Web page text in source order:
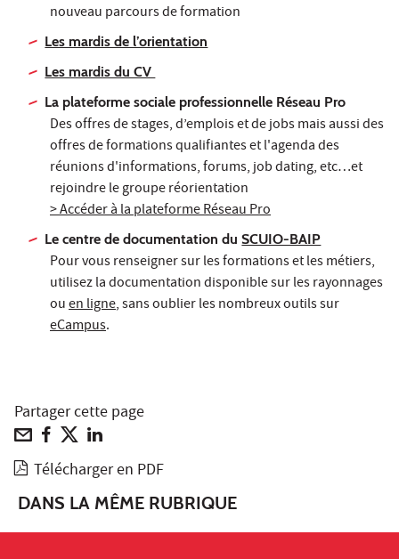
nouveau parcours de formation
Les mardis de l’orientation
Les mardis du CV
La plateforme sociale professionnelle Réseau Pro
Des offres de stages, d’emplois et de jobs mais aussi des
offres de formations qualifiantes et l'agenda des
réunions d'informations, forums, job dating, etc…et
rejoindre le groupe réorientation
> Accéder à la plateforme Réseau Pro
Le centre de documentation duSCUIO-BAIP
Pour vous renseigner sur les formations et les métiers,
utilisez la documentation disponible sur les rayonnages
ouen ligne, sans oublier les nombreux outils sur
eCampus.
Partager cette page
Télécharger en PDF
DANS LA MÊME RUBRIQUE